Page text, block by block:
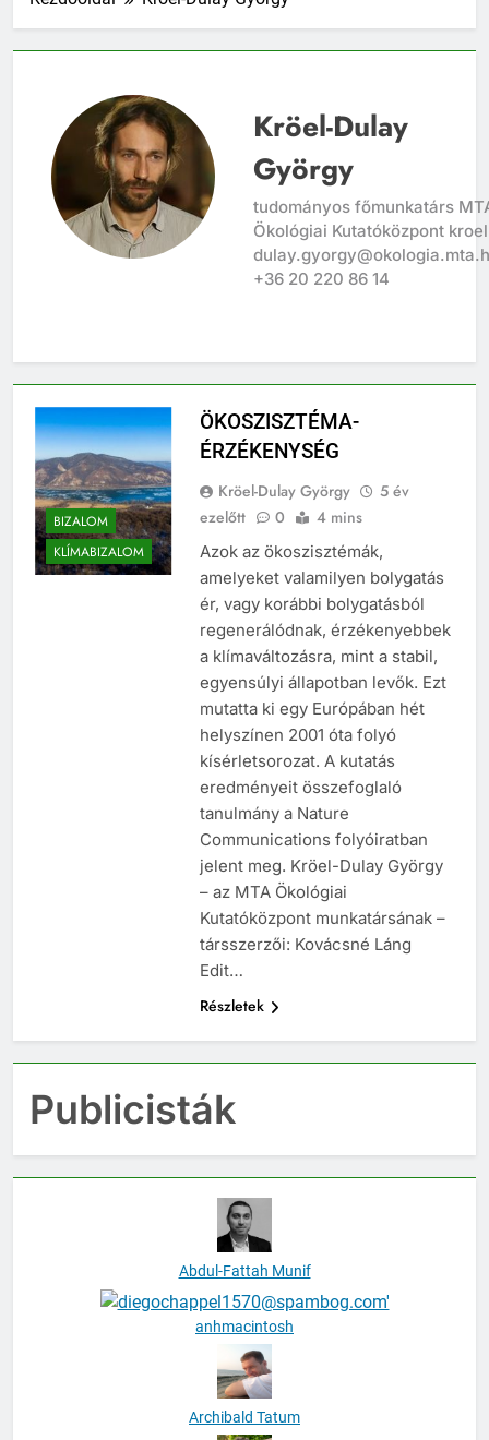
Kröel-Dulay
György
tudományos főmunkatárs
Ökológiai Kutatóközpont
+36 20 220 86 14
BIZALOM
KLÍMABIZALOM
ÖKOSZISZTÉMA-
ÉRZÉKENYSÉG
Kröel-Dulay György
5 év
ezelőtt
0 4 mins
Azok az ökoszisztémák,
amelyeket valamilyen bolygatás
ér, vagy korábbi bolygatásból
regenerálódnak, érzékenyebbek
a klímaváltozásra, mint a stabil,
egyensúlyi állapotban levők. Ezt
mutatta ki egy Európában hét
helyszínen 2001 óta folyó
kísérletsorozat. A kutatás
eredményeit összefoglaló
tanulmány a Nature
Communications folyóiratban
jelent meg. Kröel-Dulay György
– az MTA Ökológiai
Kutatóközpont munkatársának –
társszerzői: Kovácsné Láng
Edit…
Részletek
Publicisták
Abdul-Fattah Munif
anhmacintosh
Archibald Tatum